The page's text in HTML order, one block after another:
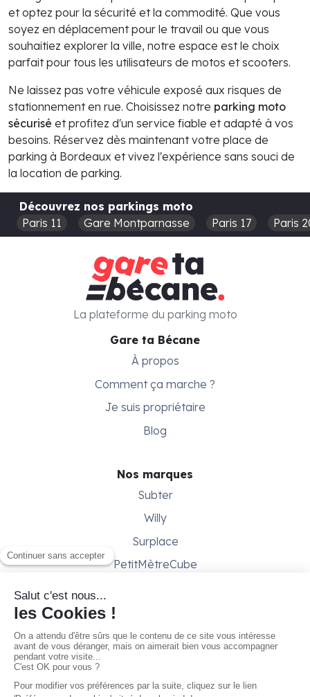
et optez pour la sécurité et la commodité. Que vous
soyez en déplacement pour le travail ou que vous
souhaitiez explorer la ville, notre espace est le choix
parfait pour tous les utilisateurs de motos et scooters.
Ne laissez pas votre véhicule exposé aux risques de
stationnement en rue. Choisissez notre parking moto
sécurisé et profitez d'un service fiable et adapté à vos
besoins. Réservez dès maintenant votre place de
parking à Bordeaux et vivez l'expérience sans souci de
la location de parking.
Découvrez nos parkings moto
Paris 11
Gare Montparnasse Paris 17 Paris
Gare ta Bécane
À propos
Comment ça marche ?
Je suis propriétaire
Blog
Nos marques
Subter
Willy
Surplace
PetitMètreCube
Besoin d'aide ?
Conditions générales
La plateforme du parking moto